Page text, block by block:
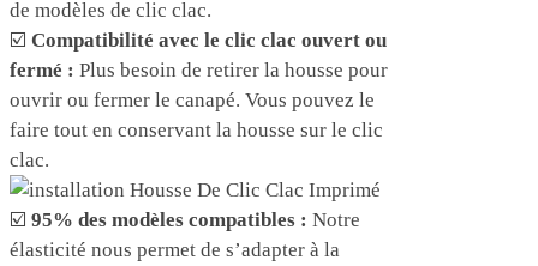
de modèles de clic clac.
☑️ Compatibilité avec le clic clac ouvert ou
fermé : Plus besoin de retirer la housse pour
ouvrir ou fermer le canapé. Vous pouvez le
faire tout en conservant la housse sur le clic
clac.
☑️ 95% des modèles compatibles : Notre
élasticité nous permet de s’adapter à la